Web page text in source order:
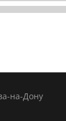
на-Дону